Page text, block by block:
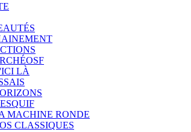
LÀ
MACHINE RONDE
CLASSIQUES